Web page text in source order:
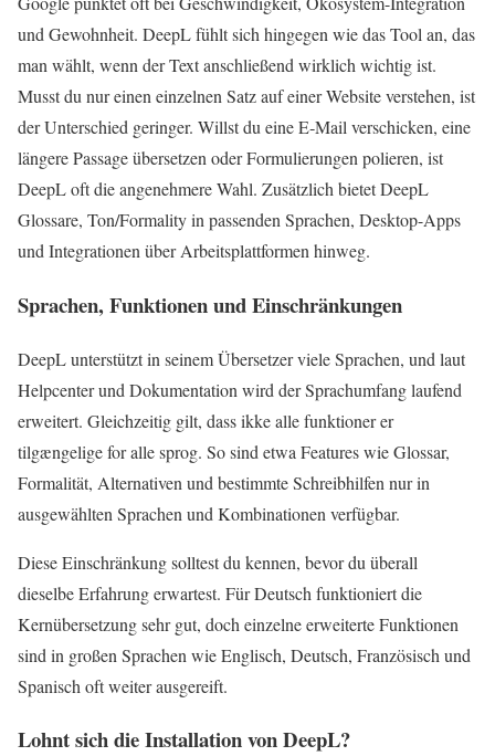
und Gewohnheit. DeepL fühlt sich hingegen wie das Tool an, das
man wählt, wenn der Text anschließend wirklich wichtig ist.
Musst du nur einen einzelnen Satz auf einer Website verstehen, ist
der Unterschied geringer. Willst du eine E‑Mail verschicken, eine
längere Passage übersetzen oder Formulierungen polieren, ist
DeepL oft die angenehmere Wahl. Zusätzlich bietet DeepL
Glossare, Ton/Formality in passenden Sprachen, Desktop-Apps
und Integrationen über Arbeitsplattformen hinweg.
Sprachen, Funktionen und Einschränkungen
DeepL unterstützt in seinem Übersetzer viele Sprachen, und laut
Helpcenter und Dokumentation wird der Sprachumfang laufend
erweitert. Gleichzeitig gilt, dass ikke alle funktioner er
tilgængelige for alle sprog. So sind etwa Features wie Glossar,
Formalität, Alternativen und bestimmte Schreibhilfen nur in
ausgewählten Sprachen und Kombinationen verfügbar.
Diese Einschränkung solltest du kennen, bevor du überall
dieselbe Erfahrung erwartest. Für Deutsch funktioniert die
Kernübersetzung sehr gut, doch einzelne erweiterte Funktionen
sind in großen Sprachen wie Englisch, Deutsch, Französisch und
Spanisch oft weiter ausgereift.
Lohnt sich die Installation von DeepL?